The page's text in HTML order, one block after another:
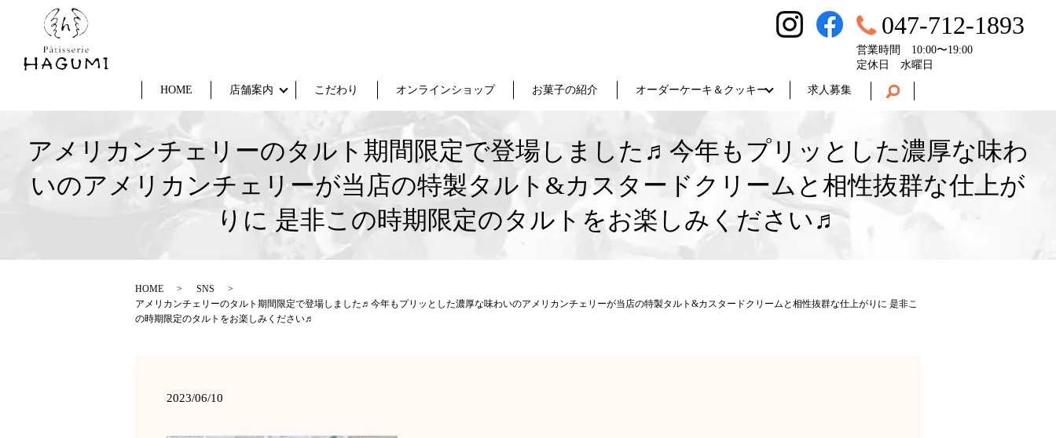
HOME 店舗案内 こだわり オンラインショップ お菓子の紹介 オーダーケーキ＆クッキー 求人募集
047-712-1893
営業時間 10:00〜19:00
定休日 水曜日
アメリカンチェリーのタルト期間限定で登場しました♬今年もプリッとした濃厚な味わ
いのアメリカンチェリーが当店の特製タルト&カスタードクリームと相性抜群な仕上が
りに 是非この時期限定のタルトをお楽しみください♬
HOME
SNS
アメリカンチェリーのタルト期間限定で登場しました♬今年もプリッとした濃厚な味わいのアメリカンチェリーが当店の特製タルト&カスタードクリームと相性抜群な仕上がりに 是非こ
の時期限定のタルトをお楽しみください♬
2023/06/10